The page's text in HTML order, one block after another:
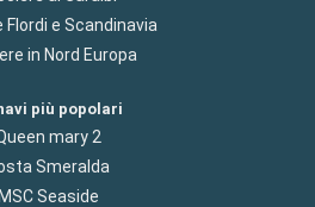
Flordi e Scandinavia
in Nord Europa
più popolari
mary 2
Smeralda
Seaside